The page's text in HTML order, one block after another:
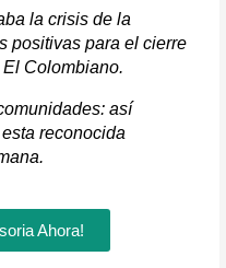
la crisis de la
positivas para el cierre
Colombiano.
así
reconocida
Ahora!